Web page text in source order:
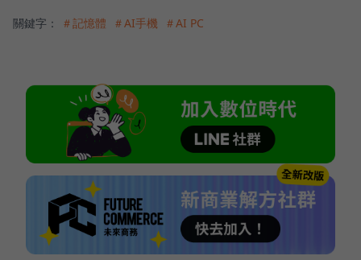
關鍵字： ＃記憶體 ＃AI手機 ＃AI PC